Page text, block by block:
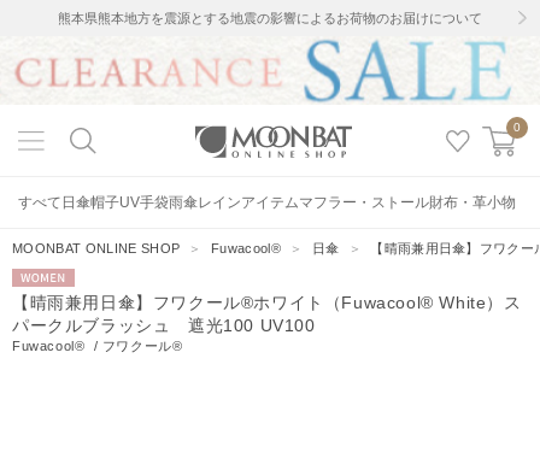
熊本県熊本地方を震源とする地震の影響によるお荷物のお届けについて
0
すべて 日傘帽子UV手袋雨傘レインアイテムマフラー・ストール財布・革小物
MOONBAT ONLINE SHOP ＞ Fuwacool® ＞ 日傘 ＞ 【晴雨兼用日傘】フワク
WOMEN
【晴雨兼用日傘】フワクール®ホワイト（Fuwacool® White）ス
パークルブラッシュ 遮光100 UV100
Fuwacool® / フワクール®